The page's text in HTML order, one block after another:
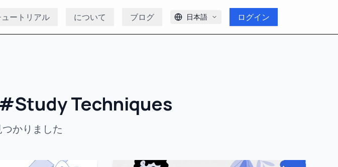
ュートリアル について ブログ 日本語 ログイン
Study Techniques
つかりました